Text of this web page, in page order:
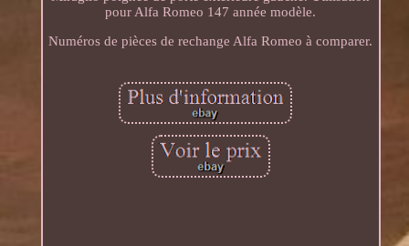
pour Alfa Romeo 147 année modèle.
Numéros de pièces de rechange Alfa Romeo à comparer.